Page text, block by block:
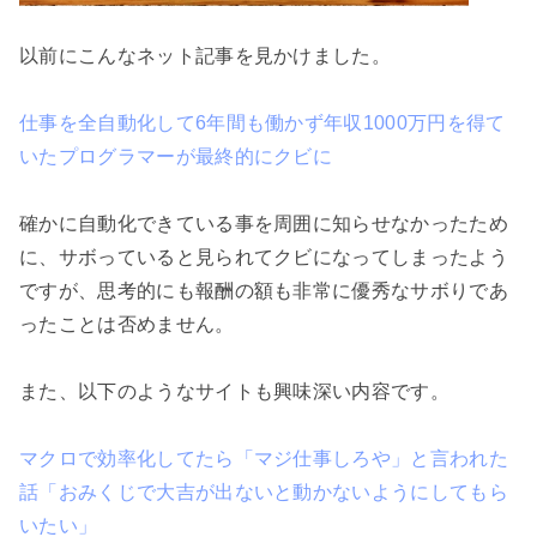
以前にこんなネット記事を見かけました。
仕事を全自動化して6年間も働かず年収1000万円を得て
いたプログラマーが最終的にクビに
確かに自動化できている事を周囲に知らせなかったため
に、サボっていると見られてクビになってしまったよう
ですが、思考的にも報酬の額も非常に優秀なサボりであ
ったことは否めません。
また、以下のようなサイトも興味深い内容です。
マクロで効率化してたら「マジ仕事しろや」と言われた
話「おみくじで大吉が出ないと動かないようにしてもら
いたい」